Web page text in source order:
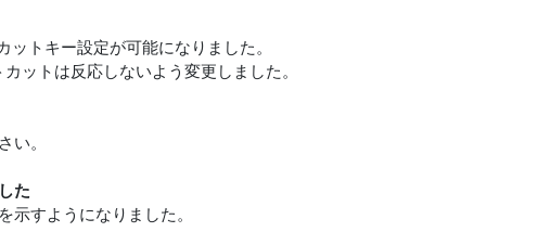
ットキー設定が可能になりました。
ットは反応しないよう変更しました。
い。
た
示すようになりました。